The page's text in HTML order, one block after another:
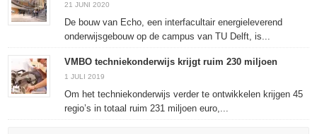
21 JUNI 2020
De bouw van Echo, een interfacultair energieleverend
onderwijsgebouw op de campus van TU Delft, is...
VMBO techniekonderwijs krijgt ruim 230 miljoen
1 JULI 2019
Om het techniekonderwijs verder te ontwikkelen krijgen 45
regio’s in totaal ruim 231 miljoen euro,...